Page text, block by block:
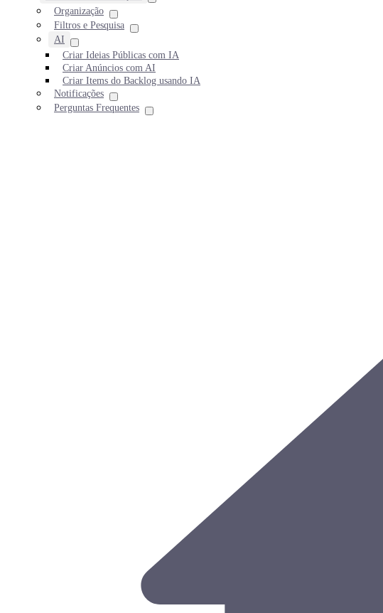
Organização
Filtros e Pesquisa
AI
Criar Ideias Públicas com IA
Criar Anúncios com AI
Criar Items do Backlog usando IA
Notificações
Perguntas Frequentes